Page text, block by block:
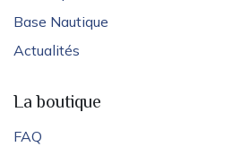
Base Nautique
Actualités
La boutique
FAQ